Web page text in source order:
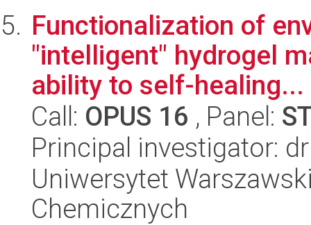
Functionalization of
"intelligent" hydrogel
ability to self-healing...
Call: OPUS 16 , Panel:
Principal investigator:
Uniwersytet
Chemicznych